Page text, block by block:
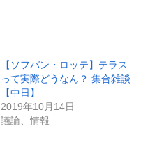
【ソフバン・ロッテ】テラス
って実際どうなん？ 集合雑談
【中日】
2019年10月14日
議論、情報